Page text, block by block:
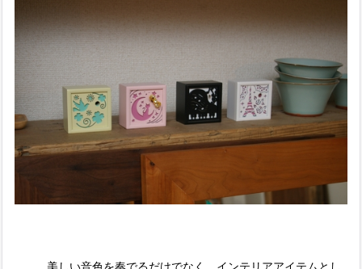
美しい音色を奏でるだけでなく、インテリアアイテムとし